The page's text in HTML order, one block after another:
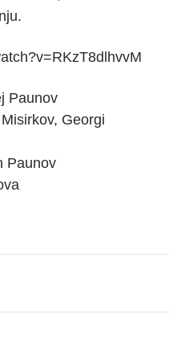
Paunov
Georgi
Paunov